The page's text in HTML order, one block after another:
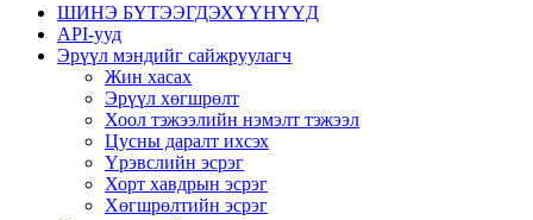
ШИНЭ БҮТЭЭГДЭХҮҮНҮҮД
API-ууд
Эрүүл мэндийг сайжруулагч
Жин хасах
Эрүүл хөгшрөлт
Хоол тэжээлийн нэмэлт тэжээл
Цусны даралт ихсэх
Үрэвслийн эсрэг
Хорт хавдрын эсрэг
Хөгшрөлтийн эсрэг